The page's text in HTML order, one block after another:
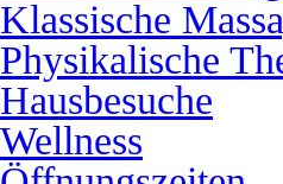
Klassische
Physikalische
Hausbesuche
Wellness